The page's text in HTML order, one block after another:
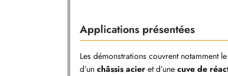
Applications présentées
Les démonstrations couvrent notamment
d’un châssis acier et d’une cuve de